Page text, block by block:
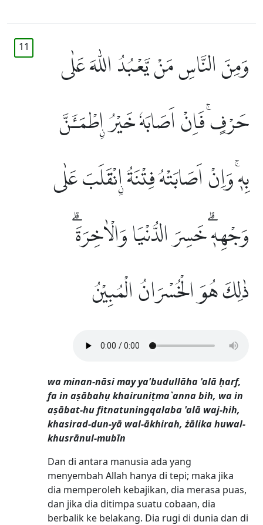
11
وَمِنَ النَّاسِ مَنْ يَّعْبُدُ اللّٰهَ عَلٰى
حَرْفٍۚ فَاِنْ اَصَابَهٗ خَيْرُ ِۨاطْمَـَٔنَّ
بِهٖۚ وَاِنْ اَصَابَتْهُ فِتْنَةُ ِۨانْقَلَبَ عَلٰى
وَجْهِهٖۗ خَسِرَ الدُّنْيَا وَالْاٰخِرَةَۗ
ذٰلِكَ هُوَ الْخُسْرَانُ الْمُبِيْنُ
wa minan-nāsi may ya'budullāha 'alā ḥarf,
fa in aṣābahụ khairuniṭma`anna bih, wa in
aṣābat-hu fitnatuningqalaba 'alā waj-hih,
khasirad-dun-yā wal-ākhirah, żālika huwal-
khusrānul-mubīn
Dan di antara manusia ada yang
menyembah Allah hanya di tepi; maka jika
dia memperoleh kebajikan, dia merasa puas,
dan jika dia ditimpa suatu cobaan, dia
berbalik ke belakang. Dia rugi di dunia dan di